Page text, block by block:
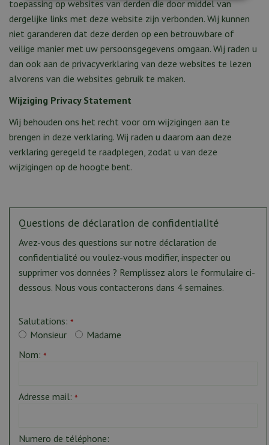
toepassing op websites van derden die door middel van
dergelijke links met deze website zijn verbonden. Wij kunnen
niet garanderen dat deze derden op een betrouwbare of
veilige manier met uw persoonsgegevens omgaan. Wij raden u
dan ook aan de privacyverklaring van deze websites te lezen
alvorens van die websites gebruik te maken.
Wijziging Privacy Statement
Wij behouden ons het recht voor om wijzigingen aan te
brengen in deze verklaring. Wij raden u daarom aan deze
verklaring geregeld te raadplegen, zodat u van deze
wijzigingen op de hoogte bent.
Questions de déclaration de confidentialité
Avez-vous des questions sur notre déclaration de
confidentialité ou voulez-vous modifier, inspecter ou
supprimer vos données ? Remplissez alors le formulaire ci-
dessous. Nous vous contacterons dans 4 semaines.
Salutations: *
Monsieur
Madame
Nom: *
Adresse mail: *
Numero de téléphone: